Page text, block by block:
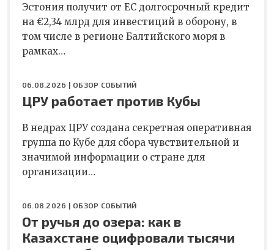
Эстония получит от ЕС долгосрочный кредит
на €2,34 млрд для инвестиций в оборону, в
том числе в регионе Балтийского моря в
рамках…
06.08.2026 | ОБЗОР СОБЫТИЙ
ЦРУ работает против Кубы
В недрах ЦРУ создана секретная оперативная
группа по Кубе для сбора чувствительной и
значимой информации о стране для
организации…
06.08.2026 | ОБЗОР СОБЫТИЙ
От ручья до озера: как в
Казахстане оцифровали тысячи